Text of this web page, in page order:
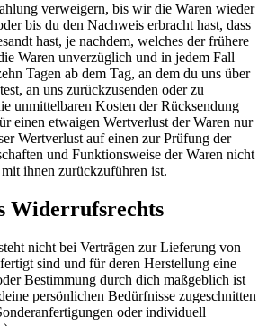
verweigern, bis wir die Waren wieder
bis du den Nachweis erbracht hast, dass
hast, je nachdem, welches der frühere
Waren unverzüglich und in jedem Fall
Tagen ab dem Tag, an dem du uns über
an uns zurückzusenden oder zu
unmittelbaren Kosten der Rücksendung
einen etwaigen Wertverlust der Waren nur
Wertverlust auf einen zur Prüfung der
und Funktionsweise der Waren nicht
ihnen zurückzuführen ist.
Widerrufsrechts
nicht bei Verträgen zur Lieferung von
sind und für deren Herstellung eine
Bestimmung durch dich maßgeblich ist
persönlichen Bedürfnisse zugeschnitten
oder individuell